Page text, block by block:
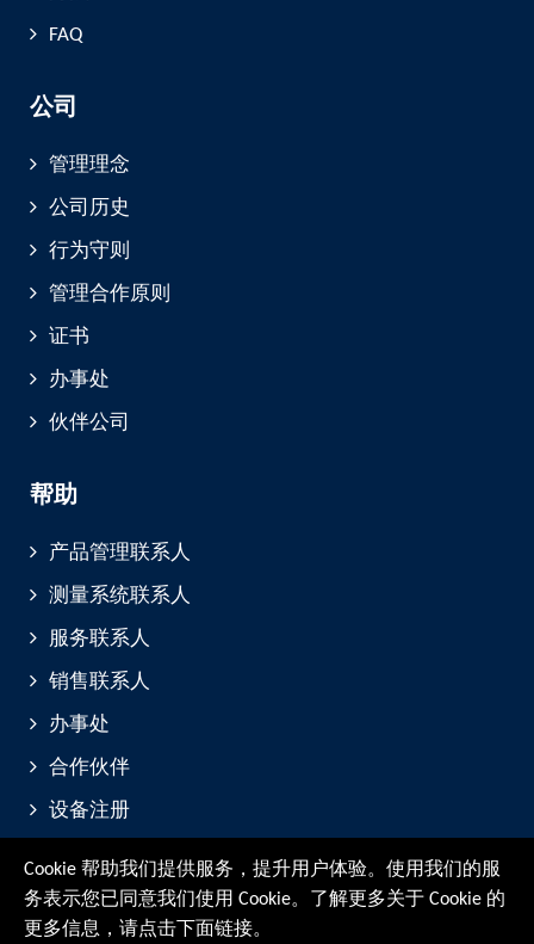
FAQ
公司
管理理念
公司历史
行为守则
管理合作原则
证书
办事处
伙伴公司
帮助
产品管理联系人
测量系统联系人
服务联系人
销售联系人
办事处
合作伙伴
设备注册
展会与活动
© RMG Messtechnik GmbH - 2026
Cookie 帮助我们提供服务，提升用户体验。使用我们的服
务表示您已同意我们使用 Cookie。了解更多关于 Cookie 的
更多信息，请点击下面链接。